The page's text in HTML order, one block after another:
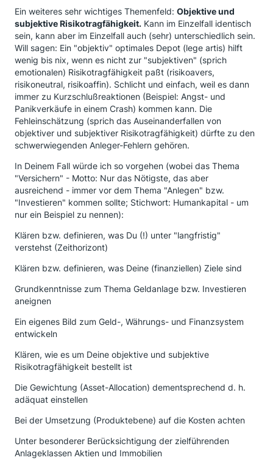
Ein weiteres sehr wichtiges Themenfeld: Objektive und
subjektive Risikotragfähigkeit. Kann im Einzelfall identisch
sein, kann aber im Einzelfall auch (sehr) unterschiedlich sein.
Will sagen: Ein "objektiv" optimales Depot (lege artis) hilft
wenig bis nix, wenn es nicht zur "subjektiven" (sprich
emotionalen) Risikotragfähigkeit paßt (risikoavers,
risikoneutral, risikoaffin). Schlicht und einfach, weil es dann
immer zu Kurzschlußreaktionen (Beispiel: Angst- und
Panikverkäufe in einem Crash) kommen kann. Die
Fehleinschätzung (sprich das Auseinanderfallen von
objektiver und subjektiver Risikotragfähigkeit) dürfte zu den
schwerwiegenden Anleger-Fehlern gehören.
In Deinem Fall würde ich so vorgehen (wobei das Thema
"Versichern" - Motto: Nur das Nötigste, das aber
ausreichend - immer vor dem Thema "Anlegen" bzw.
"Investieren" kommen sollte; Stichwort: Humankapital - um
nur ein Beispiel zu nennen):
Klären bzw. definieren, was Du (!) unter "langfristig"
verstehst (Zeithorizont)
Klären bzw. definieren, was Deine (finanziellen) Ziele sind
Grundkenntnisse zum Thema Geldanlage bzw. Investieren
aneignen
Ein eigenes Bild zum Geld-, Währungs- und Finanzsystem
entwickeln
Klären, wie es um Deine objektive und subjektive
Risikotragfähigkeit bestellt ist
Die Gewichtung (Asset-Allocation) dementsprechend d. h.
adäquat einstellen
Bei der Umsetzung (Produktebene) auf die Kosten achten
Unter besonderer Berücksichtigung der zielführenden
Anlageklassen Aktien und Immobilien